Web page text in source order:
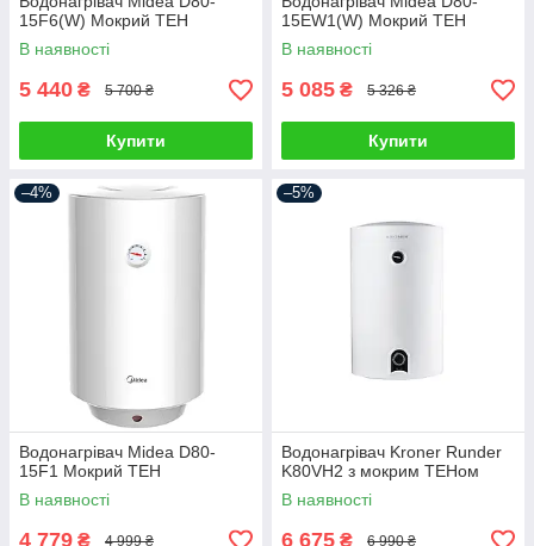
15F6(W) Мокрий ТЕН
В наявності
5 440 ₴ 5 700 ₴
Купити
15EW1(W) Мокрий ТЕН
В наявності
5 085 ₴ 5 326 ₴
Купити
–4%
Водонагрівач Midea D80-
15F1 Мокрий ТЕН
В наявності
4 779 ₴ 4 999 ₴
–5%
Водонагрівач Kroner Runder
K80VH2 з мокрим ТЕНом
В наявності
6 675 ₴ 6 990 ₴